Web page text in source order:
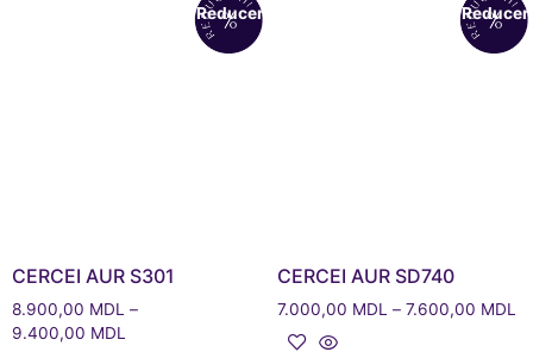
Reduceri!
CERCEI AUR S301
8.900,00 MDL –
9.400,00 MDL
CERCEI AUR SD740
7.000,00 MDL – 7.600,00 MDL